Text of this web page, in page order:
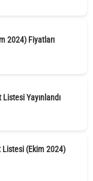
2024) Fiyatları
Yayınlandı
Listesi (Ekim 2024)